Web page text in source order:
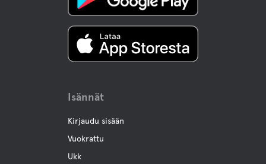
Isännät
Kirjaudu sisään
Vuokrattu
Ukk